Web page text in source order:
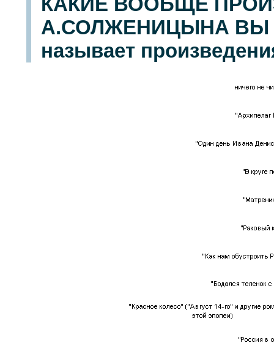
А.СОЛЖЕНИЦЫНА ВЫ
называет